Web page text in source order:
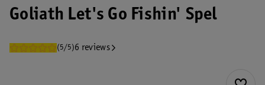
Goliath Let's Go Fishin' Spel
(5/5)6 reviews